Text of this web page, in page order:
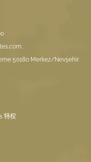
.
50180 Merkez/Nevşehir
特权